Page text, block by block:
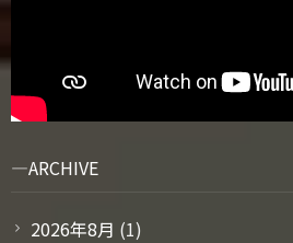
ARCHIVE
2026年8月 (1)